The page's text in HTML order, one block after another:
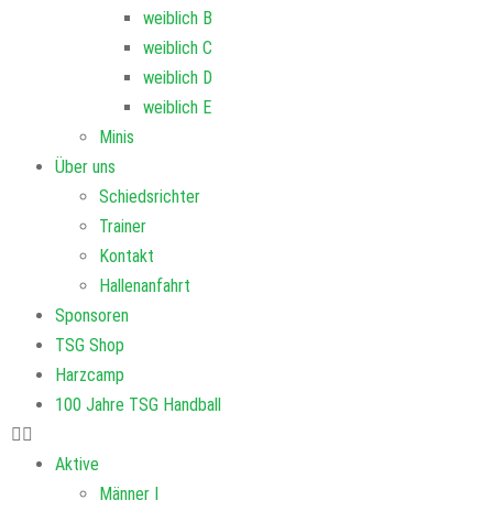
weiblich B
weiblich C
weiblich D
weiblich E
Minis
Über uns
Schiedsrichter
Trainer
Kontakt
Hallenanfahrt
Sponsoren
TSG Shop
Harzcamp
100 Jahre TSG Handball
Aktive
Männer I